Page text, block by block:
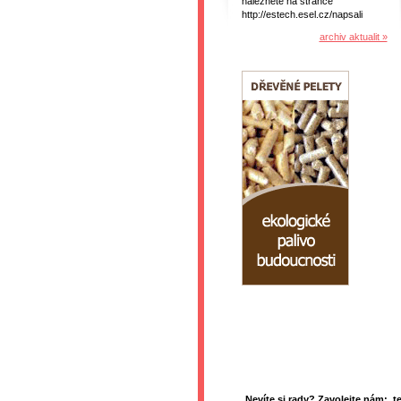
http://estech.esel.cz/napsali
archiv aktualit »